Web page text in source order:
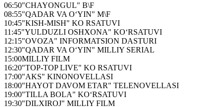
06:50"CHAYONGUL" B\F
08:55"QADAR VA O‘YIN" M\F
10:45"KISH-MISH" KO RSATUVI
11:45"YULDUZLI OSHXONA" KO‘RSATUVI
12:15"OVOZA" INFORMATSION DASTURI
12:30"QADAR VA O‘YIN" MILLIY SERIAL
15:00MILLIY FILM
16:20"TOP-TOP LIVE" KO RSATUVI
17:00"AKS" KINONOVELLASI
18:00"HAYOT DAVOM ETAR" TELENOVELLASI
19:00"TILLA BOLA" KO‘RSATUVI
19:30"DILXIROJ" MILLIY FILM